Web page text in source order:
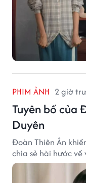
PHIM ẢNH 2 giờ
Tuyên bố của
Duyên
Đoàn Thiên Ân
chia sẻ hài hước về